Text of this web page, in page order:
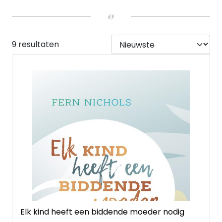
Hardback (5)
9 resultaten
Elk kind heeft een biddende moeder nodig